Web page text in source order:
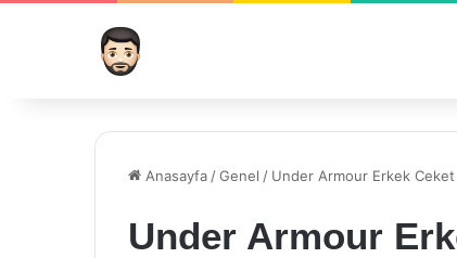
Anasayfa /Genel / Under Armour Erkek
Under Armour